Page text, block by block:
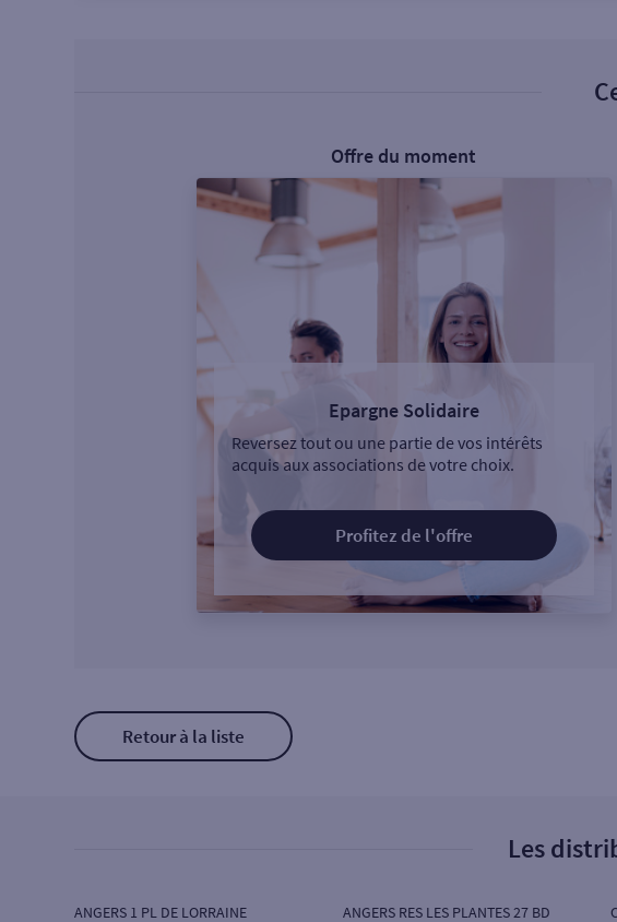
Offre du moment
Epargne Solidaire
Reversez tout ou une partie de vos intérêts
acquis aux associations de votre choix.
Profitez de l'offre
Retour à la liste
Les
ANGERS 1 PL DE LORRAINE ANGERS RES LES PLANTES 27 BD